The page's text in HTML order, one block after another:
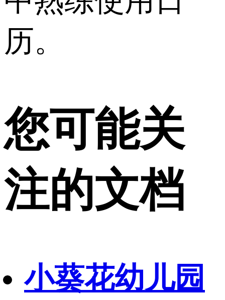
历。
您可能关
注的文档
小葵花幼儿园